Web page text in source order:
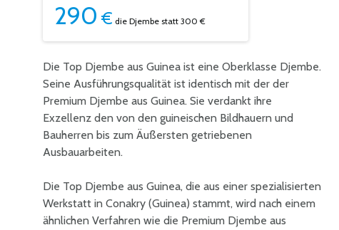
290 € die Djembe statt 300 €
Die Top Djembe aus Guinea ist eine Oberklasse Djembe.
Seine Ausführungsqualität ist identisch mit der der
Premium Djembe aus Guinea. Sie verdankt ihre
Exzellenz den von den guineischen Bildhauern und
Bauherren bis zum Äußersten getriebenen
Ausbauarbeiten.
Die Top Djembe aus Guinea, die aus einer spezialisierten
Werkstatt in Conakry (Guinea) stammt, wird nach einem
ähnlichen Verfahren wie die Premium Djembe aus